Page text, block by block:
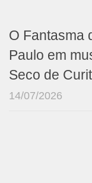
O Fantasma
Paulo em
Seco de
14/07/2026